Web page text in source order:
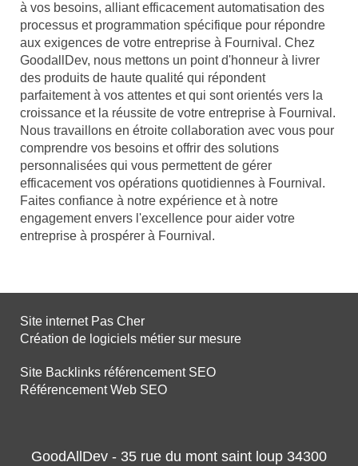
à vos besoins, alliant efficacement automatisation des
processus et programmation spécifique pour répondre
aux exigences de votre entreprise à Fournival. Chez
GoodallDev, nous mettons un point d'honneur à livrer
des produits de haute qualité qui répondent
parfaitement à vos attentes et qui sont orientés vers la
croissance et la réussite de votre entreprise à Fournival.
Nous travaillons en étroite collaboration avec vous pour
comprendre vos besoins et offrir des solutions
personnalisées qui vous permettent de gérer
efficacement vos opérations quotidiennes à Fournival.
Faites confiance à notre expérience et à notre
engagement envers l'excellence pour aider votre
entreprise à prospérer à Fournival.
Site internet Pas Cher
Création de logiciels métier sur mesure
Site Backlinks référencement SEO
Référencement Web SEO
GoodAllDev - 35 rue du mont saint loup 34300